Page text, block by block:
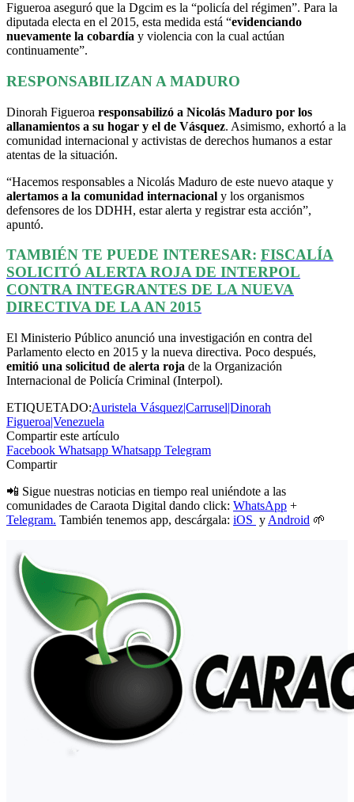
Figueroa aseguró que la Dgcim es la “policía del régimen”. Para la
diputada electa en el 2015, esta medida está “evidenciando
nuevamente la cobardía y violencia con la cual actúan
continuamente”.
RESPONSABILIZAN A MADURO
Dinorah Figueroa responsabilizó a Nicolás Maduro por los
allanamientos a su hogar y el de Vásquez. Asimismo, exhortó a la
comunidad internacional y activistas de derechos humanos a estar
atentas de la situación.
“Hacemos responsables a Nicolás Maduro de este nuevo ataque y
alertamos a la comunidad internacional y los organismos
defensores de los DDHH, estar alerta y registrar esta acción”,
apuntó.
TAMBIÉN TE PUEDE INTERESAR: FISCALÍA
SOLICITÓ ALERTA ROJA DE INTERPOL
CONTRA INTEGRANTES DE LA NUEVA
DIRECTIVA DE LA AN 2015
El Ministerio Público anunció una investigación en contra del
Parlamento electo en 2015 y la nueva directiva. Poco después,
emitió una solicitud de alerta roja de la Organización
Internacional de Policía Criminal (Interpol).
ETIQUETADO:Auristela Vásquez|Carrusel|Dinorah
Figueroa|Venezuela
Compartir este artículo
Facebook Whatsapp Whatsapp Telegram
Compartir
📲 Sigue nuestras noticias en tiempo real uniéndote a las
comunidades de Caraota Digital dando click: WhatsApp +
Telegram. También tenemos app, descárgala: iOS y Android 🌱